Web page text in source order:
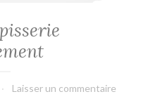
Laisser un commentaire